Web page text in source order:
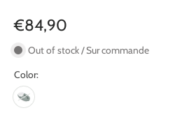
€84,90
Out of stock / Sur commande
Color: